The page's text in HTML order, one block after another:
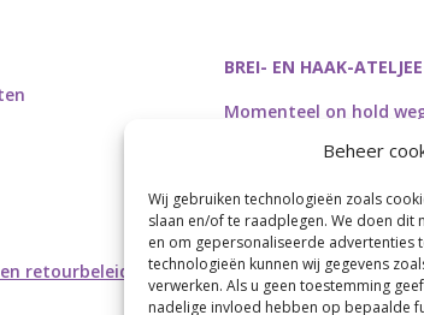
Beheer
Wij gebruiken technologieën zoals
slaan en/of te raadplegen. We doen
en om gepersonaliseerde advertenties
technologieën kunnen wij gegevens
verwerken. Als u geen toestemming
nadelige invloed hebben op bepaalde
retourbeleid
BREI- EN HAAK-ATELJEE
Momenteel on hold
Heropstart september.
Webdesign byConnection